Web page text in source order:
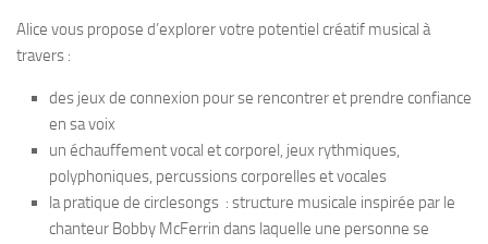
Alice vous propose d’explorer votre potentiel créatif musical à
travers :
des jeux de connexion pour se rencontrer et prendre confiance
en sa voix
un échauffement vocal et corporel, jeux rythmiques,
polyphoniques, percussions corporelles et vocales
la pratique de circlesongs : structure musicale inspirée par le
chanteur Bobby McFerrin dans laquelle une personne se